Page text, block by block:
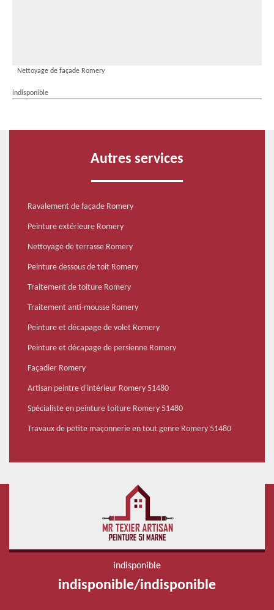
Nettoyage de façade Romery
indisponible
Autres services
Ravalement de façade Romery
Peinture extérieure Romery
Nettoyage de terrasse Romery
Peinture dessous de toit Romery
Traitement de toiture Romery
Traitement anti-mousse Romery
Peinture et décapage de volet Romery
Peinture et décapage de persienne Romery
Façadier Romery
Artisan peintre d'intérieur Romery 51480
Spécialiste en peinture toiture Romery 51480
Travaux de petite maçonnerie en tout genre Romery 51480
indisponible
indisponible/indisponible